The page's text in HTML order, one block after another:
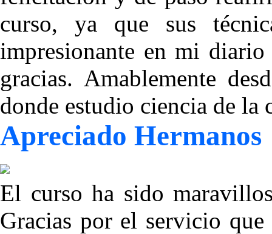
curso, ya que sus
impresionante en mi
gracias. Amablemente
donde estudio ciencia de la
Apreciado Hermanos
El curso ha sido
Gracias por el servicio